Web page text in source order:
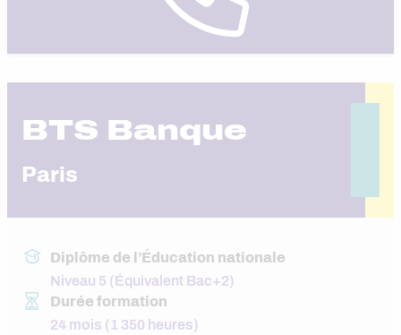
BTS Banque
Paris
Diplôme de l’Éducation nationale
Niveau 5 (Équivalent Bac+2)
Durée formation
24 mois (1 350 heures)